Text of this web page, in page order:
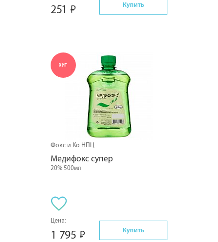
251 Купить
ХИТ
Фокс и Ко НПЦ
Медифокс супер
20% 500мл
Цена:
1 795 Купить